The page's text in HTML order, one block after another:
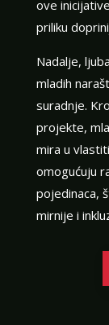
ove
priliku
Nadalje,
mladih
suradnje.
projekte,
mira u
omogućuju
pojedinaca,
mirnije i